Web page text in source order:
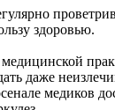
здоровью.
даже
медиков